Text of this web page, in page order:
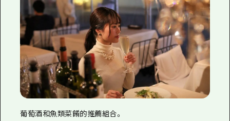
葡萄酒和魚類菜餚的推薦組合。